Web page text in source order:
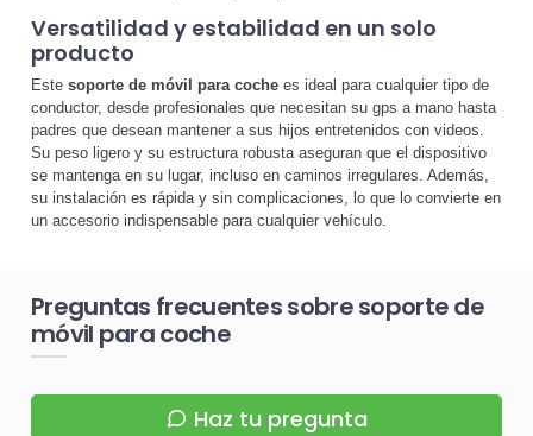
Versatilidad y estabilidad en un solo
producto
Este soporte de móvil para coche es ideal para cualquier tipo de
conductor, desde profesionales que necesitan su gps a mano hasta
padres que desean mantener a sus hijos entretenidos con videos.
Su peso ligero y su estructura robusta aseguran que el dispositivo
se mantenga en su lugar, incluso en caminos irregulares. Además,
su instalación es rápida y sin complicaciones, lo que lo convierte en
un accesorio indispensable para cualquier vehículo.
Preguntas frecuentes sobre soporte de
móvil para coche
Haz tu pregunta